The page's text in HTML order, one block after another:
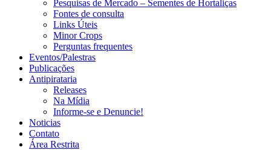
Pesquisas de Mercado – Sementes de Hortaliças
Fontes de consulta
Links Úteis
Minor Crops
Perguntas frequentes
Eventos/Palestras
Publicações
Antipirataria
Releases
Na Mídia
Informe-se e Denuncie!
Noticias
Contato
Área Restrita